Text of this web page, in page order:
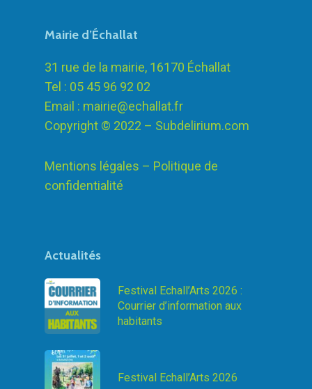
Mairie d’Échallat
31 rue de la mairie, 16170 Échallat
Tel : 05 45 96 92 02
Email : mairie@echallat.fr
Copyright © 2022 – Subdelirium.com
Mentions légales – Politique de
confidentialité
Actualités
Festival Echall’Arts 2026 :
Courrier d’information aux
habitants
Festival Echall’Arts 2026